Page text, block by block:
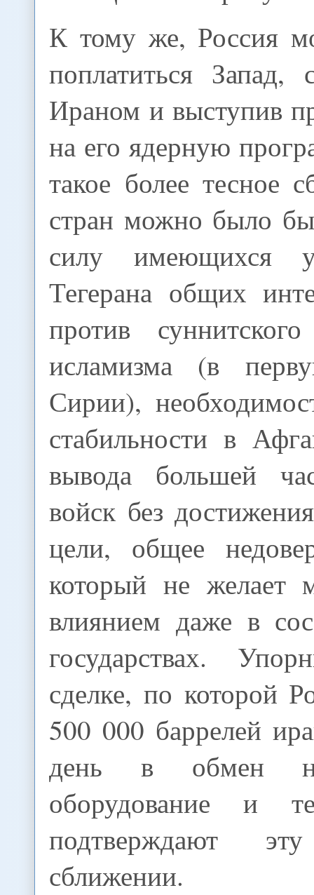
К тому же, Россия
поплатиться Запад,
Ираном и выступив
на его ядерную
такое более тесное
стран можно было
силу
Тегерана общих
против
исламизма (в
Сирии),
стабильности в
вывода большей
войск без
цели, общее
который не желает
влиянием даже в
государствах.
сделке, по которой
500 000 баррелей
день в обмен
оборудование и
подтверждают
сближении.